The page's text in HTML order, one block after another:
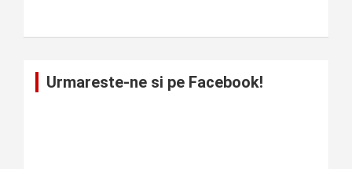
Urmareste-ne si pe Facebook!